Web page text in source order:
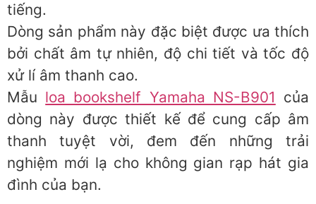
tiếng.
Dòng sản phẩm này đặc biệt được ưa thích
bởi chất âm tự nhiên, độ chi tiết và tốc độ
xử lí âm thanh cao.
Mẫu loa bookshelf Yamaha NS-B901 của
dòng này được thiết kế để cung cấp âm
thanh tuyệt vời, đem đến những trải
nghiệm mới lạ cho không gian rạp hát gia
đình của bạn.